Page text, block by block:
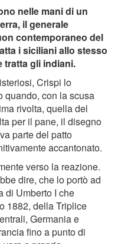
nelle mani di un
il generale
contemporaneo del
i siciliani allo stesso
tratta gli indiani.
Crispi lo
quando, con la scusa
rivolta, quella del
per il pane, il disegno
parte del patto
accantonato.
verso la reazione.
dire, che lo portò ad
di Umberto I che
1882, della Triplice
Germania e
fino a punto di